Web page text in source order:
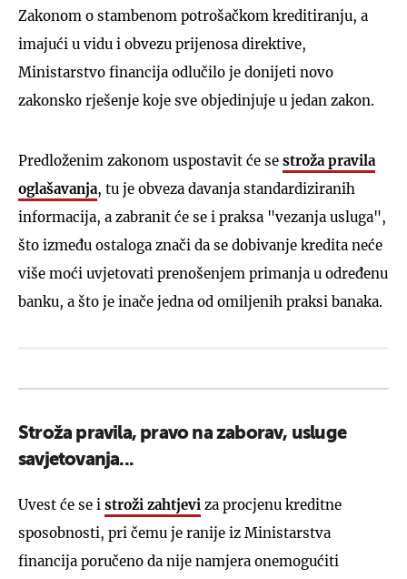
Zakonom o stambenom potrošačkom kreditiranju, a
imajući u vidu i obvezu prijenosa direktive,
Ministarstvo financija odlučilo je donijeti novo
zakonsko rješenje koje sve objedinjuje u jedan zakon.
Predloženim zakonom uspostavit će se stroža pravila
oglašavanja, tu je obveza davanja standardiziranih
informacija, a zabranit će se i praksa "vezanja usluga",
što između ostaloga znači da se dobivanje kredita neće
više moći uvjetovati prenošenjem primanja u određenu
banku, a što je inače jedna od omiljenih praksi banaka.
Stroža pravila, pravo na zaborav, usluge
savjetovanja...
Uvest će se i stroži zahtjevi za procjenu kreditne
sposobnosti, pri čemu je ranije iz Ministarstva
financija poručeno da nije namjera onemogućiti